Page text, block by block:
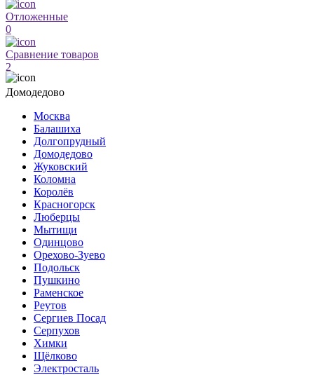
Отложенные
0
Сравнение товаров
2
Домодедово
Москва
Балашиха
Долгопрудный
Домодедово
Жуковский
Коломна
Королёв
Красногорск
Люберцы
Мытищи
Одинцово
Орехово-Зуево
Подольск
Пушкино
Раменское
Реутов
Сергиев Посад
Серпухов
Химки
Щёлково
Электросталь